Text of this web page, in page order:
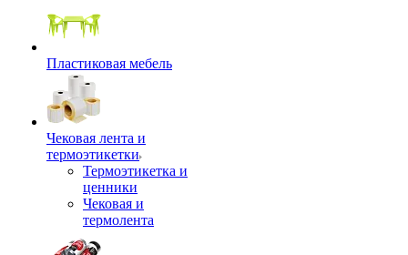
Пластиковая мебель
Чековая лента и
термоэтикетки
Термоэтикетка и
ценники
Чековая и
термолента